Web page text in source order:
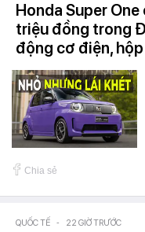
Honda Super
triệu đồng trong
động cơ điện,
Chia sẻ
QUỐC TẾ - 22 GIỜ TRƯỚC